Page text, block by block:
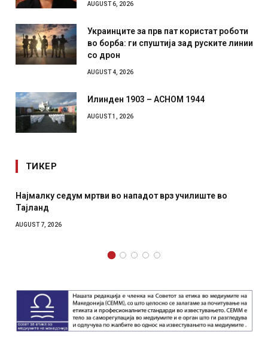
AUGUST 6, 2026
Украинците за прв пат користат роботи
во борба: ги спуштија зад руските линии
со дрон
AUGUST 4, 2026
Илинден 1903 – АСНОМ 1944
AUGUST 1, 2026
ТИКЕР
во нападот врз училиште во
СОЗИС: Украинците